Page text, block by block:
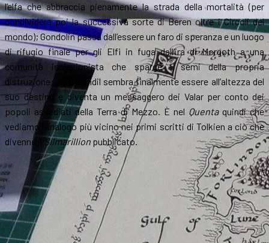
l’elfa che abbraccia pienamente la strada della mortalità (per
condividere poi la successiva sorte di Beren oltre i Circoli del
mondo); Gondolin passa dall’essere un faro di speranza e un luogo
di rifugio finale per gli Elfi in fuga dall’ira di Morgoth a una
comunità isolazionista che sparge i semi della propria
distruzione; ed Eärendil sembra finalmente essere all’altezza del
suo destino e diventa un messaggero dei Valar per conto dei
popoli assediati della Terra di Mezzo. È nel Quentaquindi che
vediamo l’analogo più vicino nei primi scritti di Tolkien a ciò che
divenne il
Silmarillion pubblicato.